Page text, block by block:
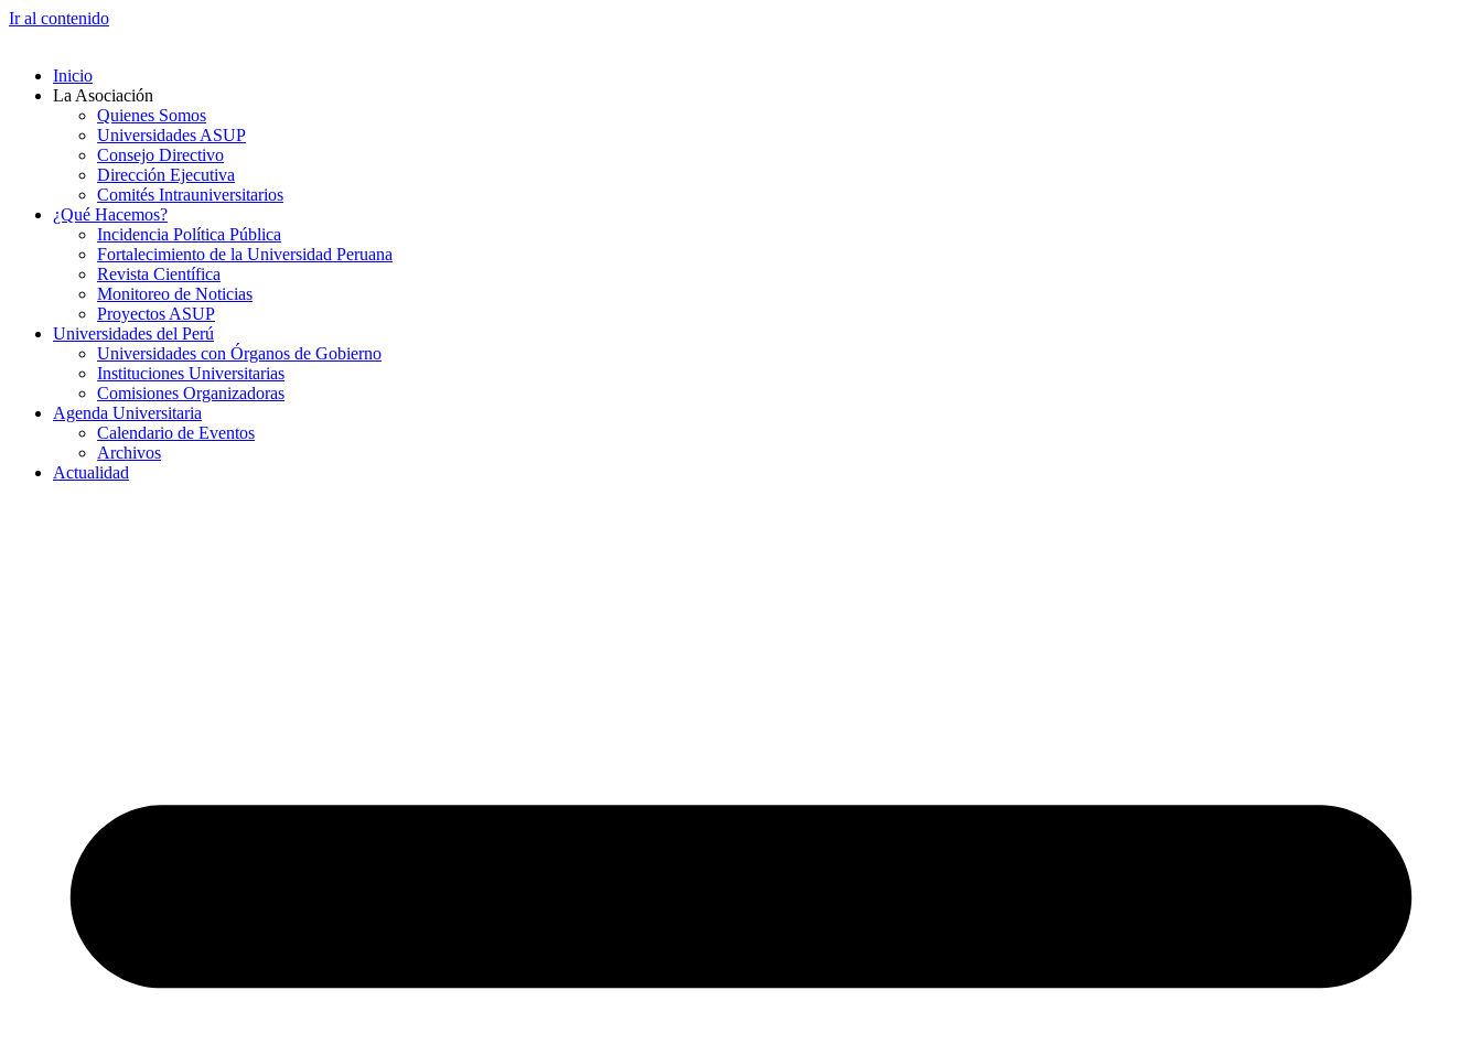
Ir al contenido
Inicio
La Asociación
Quienes Somos
Universidades ASUP
Consejo Directivo
Dirección Ejecutiva
Comités Intrauniversitarios
¿Qué Hacemos?
Incidencia Política Pública
Fortalecimiento de la Universidad Peruana
Revista Científica
Monitoreo de Noticias
Proyectos ASUP
Universidades del Perú
Universidades con Órganos de Gobierno
Instituciones Universitarias
Comisiones Organizadoras
Agenda Universitaria
Calendario de Eventos
Archivos
Actualidad